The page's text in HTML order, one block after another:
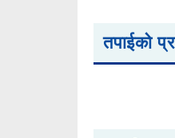
तपाईको